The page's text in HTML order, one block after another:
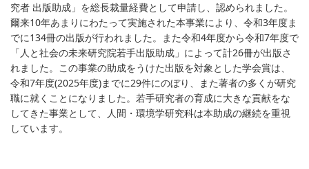
究者 出版助成」を総長裁量経費として申請し、認められました。
爾来10年あまりにわたって実施された本事業により、令和3年度ま
でに134冊の出版が行われました。また令和4年度から令和7年度で
「人と社会の未来研究院若手出版助成」によって計26冊が出版さ
れました。この事業の助成をうけた出版を対象とした学会賞は、
令和7年度(2025年度)までに29件にのぼり、また著者の多くが研究
職に就くことになりました。若手研究者の育成に大きな貢献をな
してきた事業として、人間・環境学研究科は本助成の継続を重視
しています。